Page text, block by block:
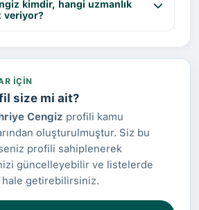
kimdir, hangi uzmanlık
veriyor?
IÇIN
size mi ait?
Cengiz profili kamu
oluşturulmuştur. Siz bu
profili sahiplenerek
güncelleyebilir ve listelerde
getirebilirsiniz.